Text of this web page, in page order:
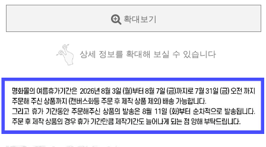
확대보기
상세 정보를 확대해 보실 수 있습니다